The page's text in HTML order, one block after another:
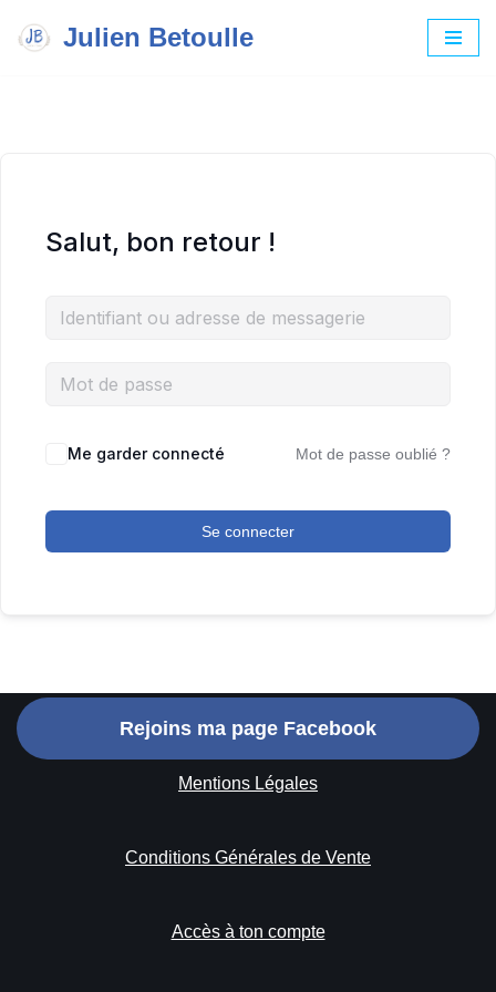
Julien Betoulle
Salut, bon retour !
Me garder connecté Mot de passe oublié ?
Se connecter
Rejoins ma page Facebook
Mentions Légales
Conditions Générales de Vente
Accès à ton compte